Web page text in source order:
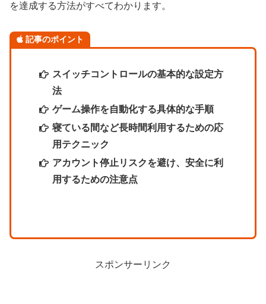
を達成する方法がすべてわかります。
記事のポイント
スイッチコントロールの基本的な設定方
法
ゲーム操作を自動化する具体的な手順
寝ている間など長時間利用するための応
用テクニック
アカウント停止リスクを避け、安全に利
用するための注意点
スポンサーリンク